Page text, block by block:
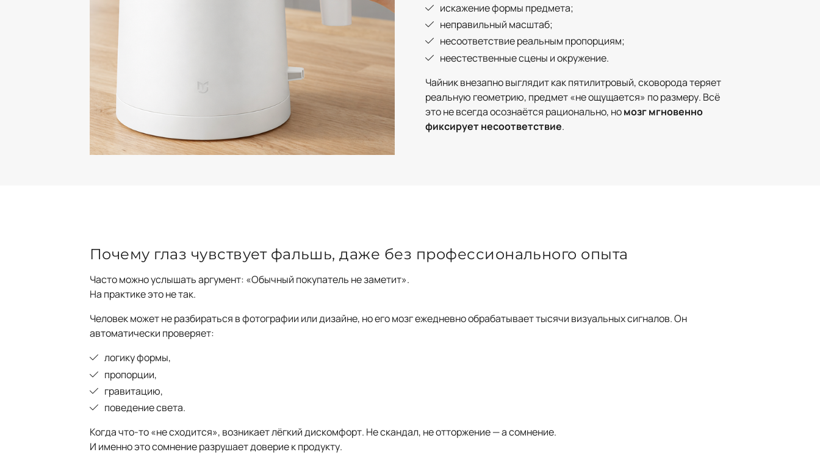
искажение формы предмета;
неправильный масштаб;
несоответствие реальным пропорциям;
неестественные сцены и окружение.
Чайник внезапно выглядит как пятилитровый, сковорода теряет
реальную геометрию, предмет «не ощущается» по размеру. Всё
это не всегда осознаётся рационально, номозг мгновенно
фиксирует несоответствие.
Почему глаз чувствует фальшь, даже без профессионального опыта
Часто можно услышать аргумент: «Обычный покупатель не заметит».
На практике это не так.
Человек может не разбираться в фотографии или дизайне, но его мозг ежедневно обрабатывает тысячи визуальных сигналов. Он
автоматически проверяет:
логику формы,
пропорции,
гравитацию,
поведение света.
Когда что-то «не сходится», возникает лёгкий дискомфорт. Не скандал, не отторжение — а сомнение.
И именно это сомнение разрушает доверие к продукту.